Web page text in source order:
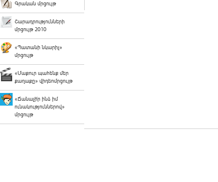
Գրական մրցույթ
Շարադրությունների
մրցույթ 2010
«Պատանի նկարիչ»
մրցույթ
«Մաքուր պահենք մեր
քաղաքը» վիդեոմրցույթ
«Ճանաչի՛ր ինձ իմ
ունակություններով»
մրցույթ